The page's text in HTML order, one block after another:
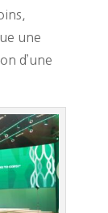
une
d’une